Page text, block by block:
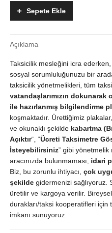
Alfabe
|
İBB
Uygun
|
Görme
Engelli
Bilgilendirme
|
Metal
Etiket
quantity
Sepete Ekle
Açıklama
Taksicilik mesleğini icra
sosyal sorumluluğunuzu bir
taksicilik yönetmelikleri, tüm
vatandaşlarımızın
ile hazırlanmış bilgilendirme
koşmaktadır. Ürettiğimiz plakalar,
ve okunaklı şekilde kabartma
Açıktır“, “Ücreti Taksimetre
İsteyebilirsiniz” gibi yönetmelik
aracınızda bulunmaması, idari
Biz, bu zorunlu ihtiyacı, çok
şekilde gidermenizi sağlıyoruz.
üretilir ve kargoya verilir.
durakları/taksi kooperatifleri için
imkanı sunuyoruz.